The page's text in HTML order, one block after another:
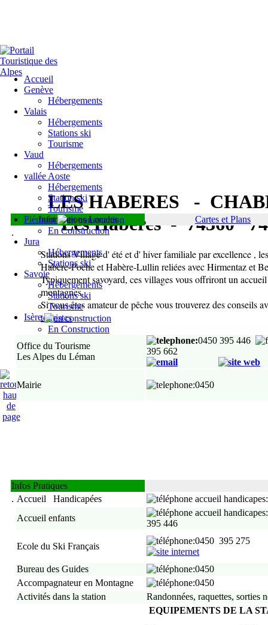
LES HABERES -
Les Habères - 74360
Informations Locales
Cartes et Plans
.
Stations Village d' été et d' hiver familiale par excellence ,
Habère-Poche et Habère-Lullin reliées avec Hirmentaz et
Typiquement savoyard, ces villages vous offriront un
montagnes.
Si vous êtes amateur de pêche vous trouverez des conseils
touristes
Office du Tourisme
Les Alpes du Léman
:0450 395 446
395 662
Mairie :0450
Infos Pratiques
. Accueil Handicapées
Accueil enfants
395 446
Ecole du Ski Français
:0450 395 275
Bureau des Guides
:0450
Accompagnateur en Montagne
:0450
Activités dans la station
Randonnées, raquettes, sorties
EQUIPEMENTS DE LA
Accueil
Genève
Hébergements
Valais
Hébergements
Stations ski
Tourisme
Vaud
Hébergements
vallée Aoste
Hébergements
Station ski
Tourisme
Piémont
En Construction
Jura
Hébergements
Stations ski
Savoie
Hébergements
Stations ski
Tourisme
Isère
En Construction